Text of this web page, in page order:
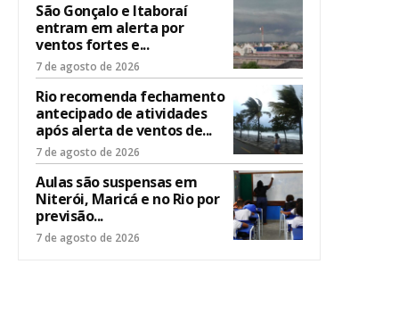
São Gonçalo e Itaboraí
entram em alerta por
ventos fortes e...
7 de agosto de 2026
Rio recomenda fechamento
antecipado de atividades
após alerta de ventos de...
7 de agosto de 2026
Aulas são suspensas em
Niterói, Maricá e no Rio por
previsão...
7 de agosto de 2026